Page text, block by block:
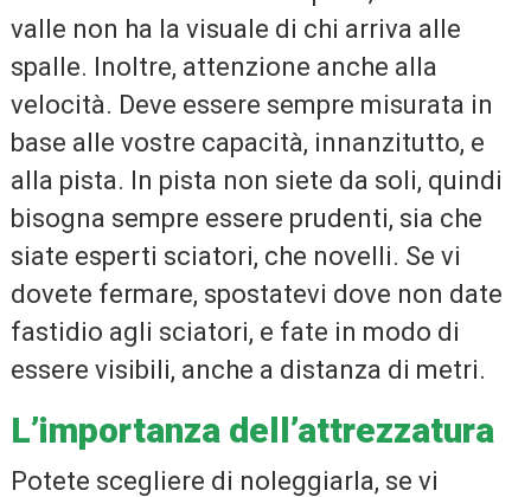
valle non ha la visuale di chi arriva alle
spalle. Inoltre, attenzione anche alla
velocità. Deve essere sempre misurata in
base alle vostre capacità, innanzitutto, e
alla pista. In pista non siete da soli, quindi
bisogna sempre essere prudenti, sia che
siate esperti sciatori, che novelli. Se vi
dovete fermare, spostatevi dove non date
fastidio agli sciatori, e fate in modo di
essere visibili, anche a distanza di metri.
L’importanza dell’attrezzatura
Potete scegliere di noleggiarla, se vi